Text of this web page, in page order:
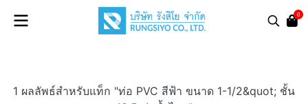
0
1 ผลลัพธ์สำหรับแท็ก "ท่อ PVC สีฟ้า ขนาด 1-1/2&quot; ชั้น